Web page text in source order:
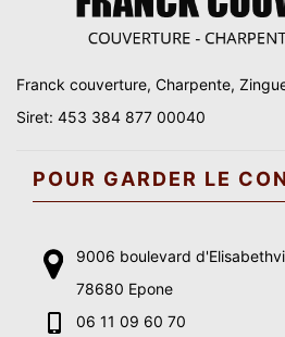
Franck couverture, Charpente,
Siret: 453 384 877 00040
POUR GARDER LE
9006 boulevard
78680 Epone
06 11 09 60 70